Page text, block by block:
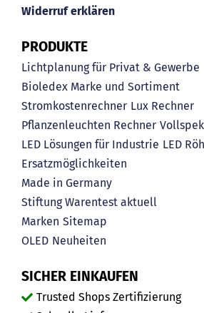
Widerruf erklären
PRODUKTE
Lichtplanung für Privat & Gewerbe
Bioledex Marke und Sortiment
Stromkostenrechner Lux Rechner
Pflanzenleuchten Rechner
LED Lösungen für Industrie LED
Ersatzmöglichkeiten
Made in Germany
Stiftung Warentest aktuell
Marken Sitemap
OLED Neuheiten
SICHER EINKAUFEN
Trusted Shops Zertifizierung